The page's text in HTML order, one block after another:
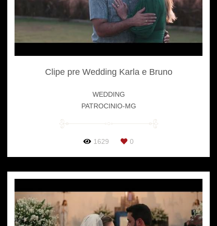
Clipe pre Wedding Karla e Bruno
WEDDING
PATROCINIO-MG
1629 0